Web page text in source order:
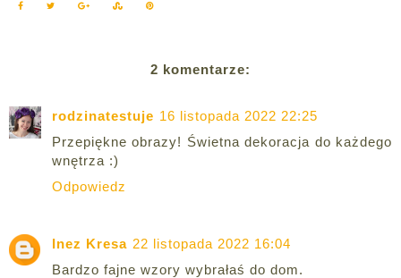
2 komentarze:
rodzinatestuje 16 listopada 2022 22:25
Przepiękne obrazy! Świetna dekoracja do każdego
wnętrza :)
Odpowiedz
Inez Kresa 22 listopada 2022 16:04
Bardzo fajne wzory wybrałaś do dom.